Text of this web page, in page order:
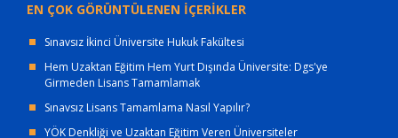
EN ÇOK GÖRÜNTÜLENEN İÇERİKLER
Sınavsız İkinci Üniversite Hukuk Fakültesi
Hem Uzaktan Eğitim Hem Yurt Dışında Üniversite: Dgs'ye
Girmeden Lisans Tamamlamak
Sınavsız Lisans Tamamlama Nasıl Yapılır?
YÖK Denkliği ve Uzaktan Eğitim Veren Üniversiteler